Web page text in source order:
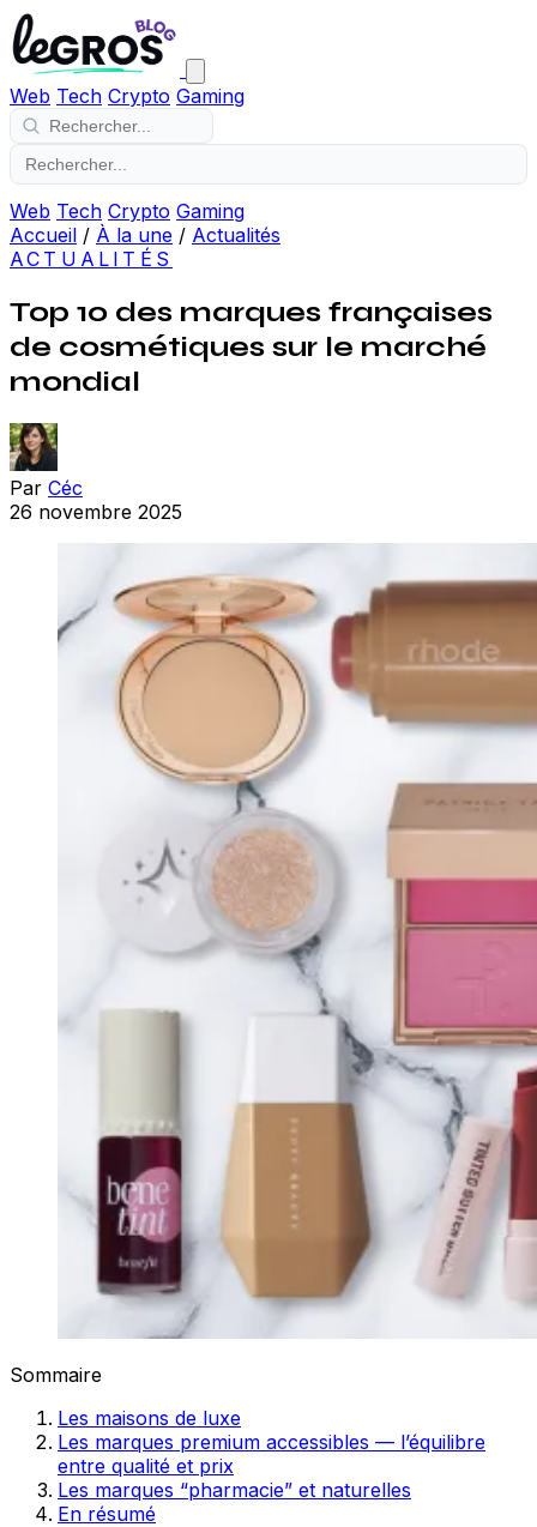
Web Tech Crypto Gaming
Web Tech Crypto Gaming
Accueil / À la une / Actualités
ACTUALITÉS
Top 10 des marques françaises
de cosmétiques sur le marché
mondial
Par Céc
26 novembre 2025
Sommaire
Les maisons de luxe
Les marques premium accessibles — l’équilibre
entre qualité et prix
Les marques “pharmacie” et naturelles
En résumé